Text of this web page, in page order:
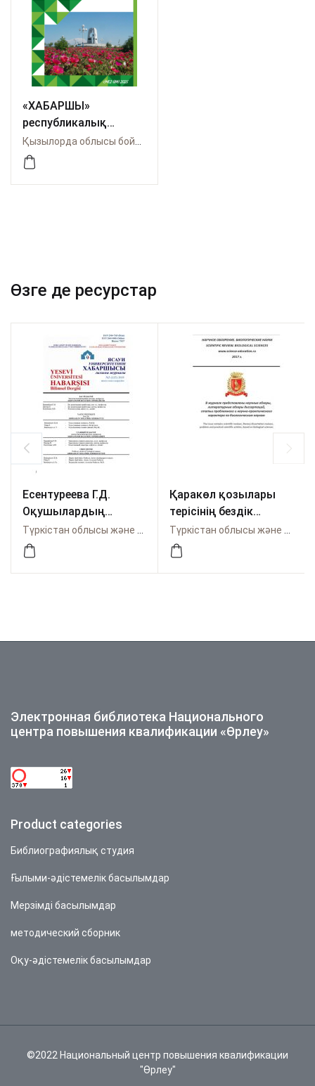
«ХАБАРШЫ»
республикалық
ғылыми-әдістемелік
журналы. №1(87)2026.
4-бөлім
Өзге де ресурстар
Есентуреева Г.Д.
Оқушылардың
энтомофауналық
танымын арттыруда
экскурсиялық
Қаракөл қозылары
терісінің бездік
аппараты
Электронная библиотека Национального
центра повышения квалификации «Өрлеу»
Product categories
Библиографиялық студия
Ғылыми-әдістемелік басылымдар
Мерзімді басылымдар
методический сборник
Оқу-әдістемелік басылымдар
©2022 Национальный центр повышения квалификации
"Өрлеу"